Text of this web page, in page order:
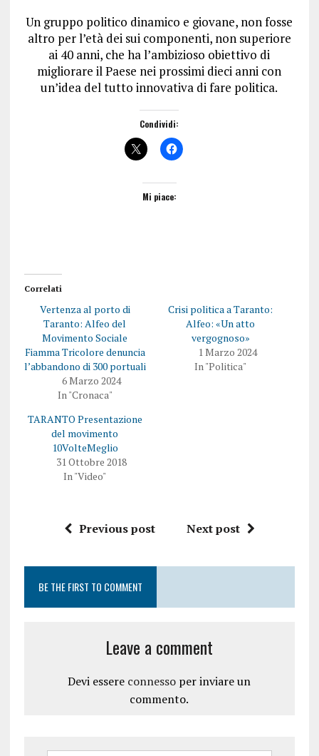
Un gruppo politico dinamico e giovane, non fosse
altro per l’età dei sui componenti, non superiore
ai 40 anni, che ha l’ambizioso obiettivo di
migliorare il Paese nei prossimi dieci anni con
un’idea del tutto innovativa di fare politica.
Condividi:
Mi piace:
Correlati
Vertenza al porto di
Taranto: Alfeo del
Movimento Sociale
Fiamma Tricolore denuncia
l’abbandono di 300 portuali
6 Marzo 2024
In "Cronaca"
Crisi politica a Taranto:
Alfeo: «Un atto
vergognoso»
1 Marzo 2024
In "Politica"
TARANTO Presentazione
del movimento
10VolteMeglio
31 Ottobre 2018
In "Video"
Previous post Next post
BE THE FIRST TO COMMENT
Leave a comment
Devi essere connesso per inviare un
commento.